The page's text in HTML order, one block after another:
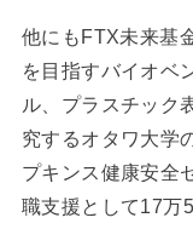
他にもFTX未来基
を目指すバイオベ
ル、プラスチック
究するオタワ大学
プキンス健康安全
職支援として17万